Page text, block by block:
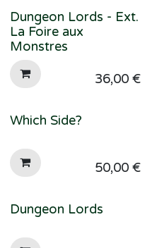
Dungeon Lords - Ext.
La Foire aux
Monstres
36,00€
Which Side?
50,00€
Dungeon Lords